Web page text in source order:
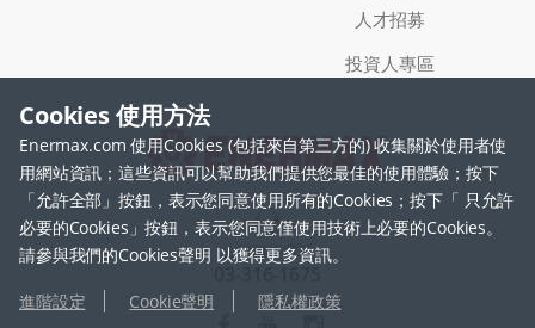
Cookies 使用方法
Enermax.com 使用Cookies (包括來自第三方的) 收集關於使用者使
用網站資訊；這些資訊可以幫助我們提供您最佳的使用體驗；按下
「允許全部」按鈕，表示您同意使用所有的Cookies；按下「 只允許
必要的Cookies」按鈕，表示您同意僅使用技術上必要的Cookies。
請參與我們的Cookies聲明 以獲得更多資訊。
進階設定 Cookie聲明 隱私權政策
人才招募
投資人專區
公司聯絡電話